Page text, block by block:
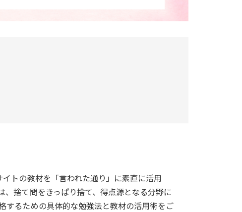
トの教材を「言われた通り」に素直に活用
捨て問をきっぱり捨て、得点源となる分野に
するための具体的な勉強法と教材の活用術をご